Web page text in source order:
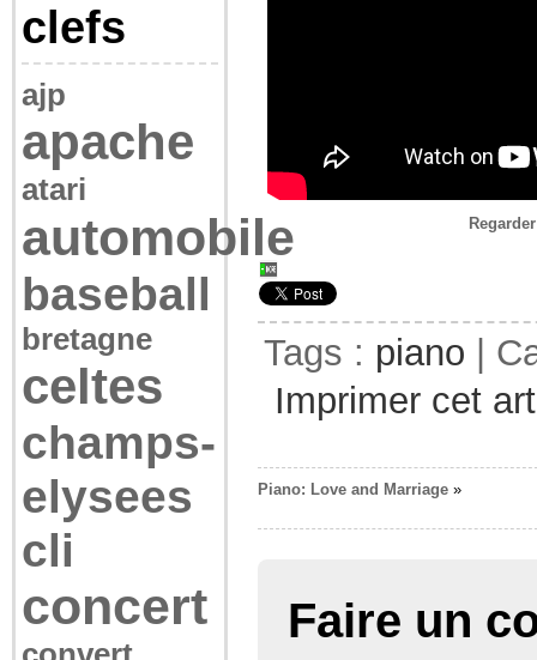
clefs
ajp
apache
atari
automobile
baseball
bretagne
celtes
champs-
elysees
cli
concert
Tags : piano |
Imprimer cet
Piano: Love and Marriage »
Faire un